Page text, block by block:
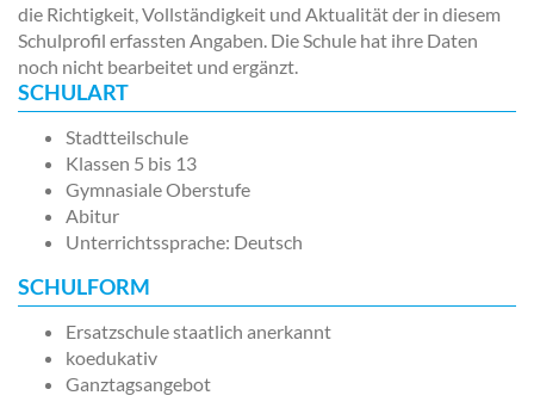
die Richtigkeit, Vollständigkeit und Aktualität der in diesem
Schulprofil erfassten Angaben. Die Schule hat ihre Daten
noch nicht bearbeitet und ergänzt.
SCHULART
Stadtteilschule
Klassen 5 bis 13
Gymnasiale Oberstufe
Abitur
Unterrichtssprache: Deutsch
SCHULFORM
Ersatzschule staatlich anerkannt
koedukativ
Ganztagsangebot